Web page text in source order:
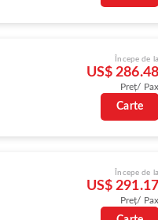
Începe de la
US$ 286.48
Preț/ Pax
Carte
Începe de la
US$ 291.17
Preț/ Pax